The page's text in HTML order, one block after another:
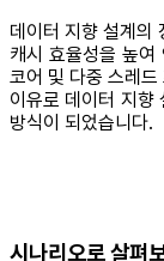
데이터 지향 설계의
캐시 효율성을 높
코어 및 다중 스레
이유로 데이터 지향
방식이 되었습니다.
시나리오로 살펴